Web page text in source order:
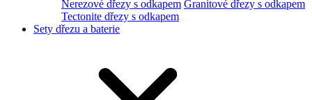
Nerezové dřezy s odkapem Granitové dřezy s odkapem
Tectonite dřezy s odkapem
Sety dřezu a baterie